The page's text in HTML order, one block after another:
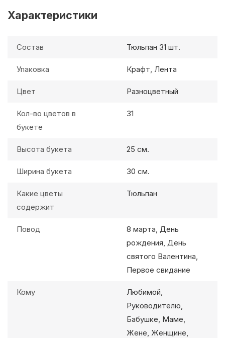
Характеристики
Состав Тюльпан 31 шт.
Упаковка Крафт, Лента
Цвет Разноцветный
Кол-во цветов в
букете
31
Высота букета 25 см.
Ширина букета 30 см.
Какие цветы
содержит
Тюльпан
Повод
8 марта, День
рождения, День
святого Валентина,
Первое свидание
Кому
Любимой,
Руководителю,
Бабушке, Маме,
Жене, Женщине,